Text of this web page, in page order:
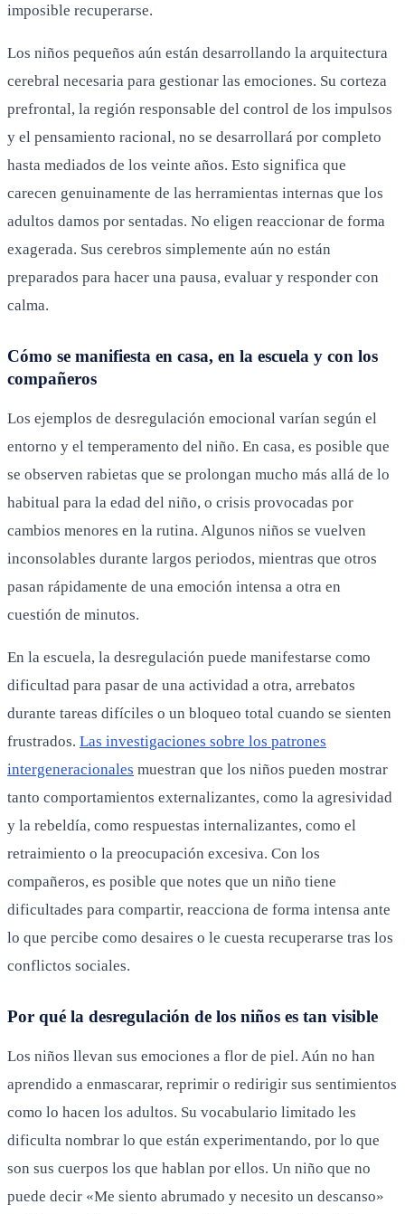
imposible recuperarse.
Los niños pequeños aún están desarrollando la arquitectura
cerebral necesaria para gestionar las emociones. Su corteza
prefrontal, la región responsable del control de los impulsos
y el pensamiento racional, no se desarrollará por completo
hasta mediados de los veinte años. Esto significa que
carecen genuinamente de las herramientas internas que los
adultos damos por sentadas. No eligen reaccionar de forma
exagerada. Sus cerebros simplemente aún no están
preparados para hacer una pausa, evaluar y responder con
calma.
Cómo se manifiesta en casa, en la escuela y con los
compañeros
Los ejemplos de desregulación emocional varían según el
entorno y el temperamento del niño. En casa, es posible que
se observen rabietas que se prolongan mucho más allá de lo
habitual para la edad del niño, o crisis provocadas por
cambios menores en la rutina. Algunos niños se vuelven
inconsolables durante largos periodos, mientras que otros
pasan rápidamente de una emoción intensa a otra en
cuestión de minutos.
En la escuela, la desregulación puede manifestarse como
dificultad para pasar de una actividad a otra, arrebatos
durante tareas difíciles o un bloqueo total cuando se sienten
frustrados. Las investigaciones sobre los patrones
intergeneracionales muestran que los niños pueden mostrar
tanto comportamientos externalizantes, como la agresividad
y la rebeldía, como respuestas internalizantes, como el
retraimiento o la preocupación excesiva. Con los
compañeros, es posible que notes que un niño tiene
dificultades para compartir, reacciona de forma intensa ante
lo que percibe como desaires o le cuesta recuperarse tras los
conflictos sociales.
Por qué la desregulación de los niños es tan visible
Los niños llevan sus emociones a flor de piel. Aún no han
aprendido a enmascarar, reprimir o redirigir sus sentimientos
como lo hacen los adultos. Su vocabulario limitado les
dificulta nombrar lo que están experimentando, por lo que
son sus cuerpos los que hablan por ellos. Un niño que no
puede decir «Me siento abrumado y necesito un descanso»